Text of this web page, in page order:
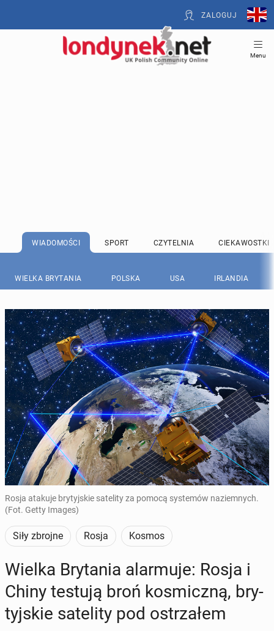
ZALOGUJ
Menu
WIADOMOŚCI SPORT CZYTELNIA CIEKAWOSTKI
WIELKA BRYTANIA POLSKA USA IRLANDIA
Rosja atakuje brytyjskie satelity za pomocą systemów naziemnych.
(Fot. Getty Images)
Siły zbrojne Rosja Kosmos
Wielka Bry­ta­nia alar­mu­je: Rosja i
Chiny testują broń ko­smicz­ną, bry­
tyj­skie sa­te­li­ty pod ostrza­łem